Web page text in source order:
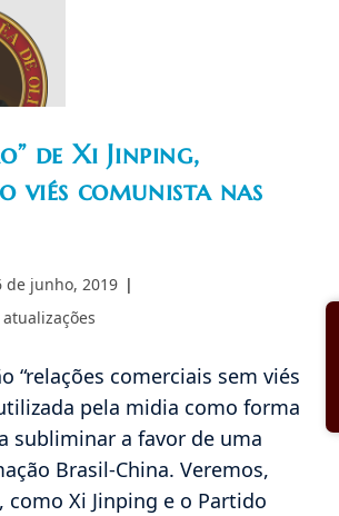
de Xi Jinping,
viés comunista nas
de junho, 2019
comerciais sem viés
pela midia como forma
subliminar a favor de uma
Brasil-China. Veremos,
Xi Jinping e o Partido